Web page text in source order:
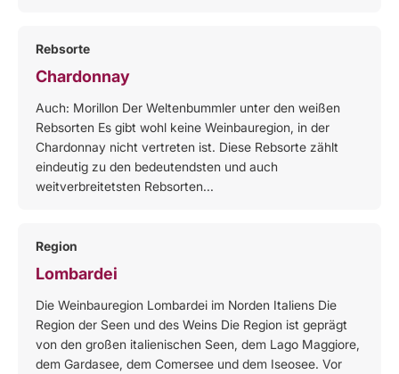
Rebsorte
Chardonnay
Auch: Morillon Der Weltenbummler unter den weißen
Rebsorten Es gibt wohl keine Weinbauregion, in der
Chardonnay nicht vertreten ist. Diese Rebsorte zählt
eindeutig zu den bedeutendsten und auch
weitverbreitetsten Rebsorten...
Region
Lombardei
Die Weinbauregion Lombardei im Norden Italiens Die
Region der Seen und des Weins Die Region ist geprägt
von den großen italienischen Seen, dem Lago Maggiore,
dem Gardasee, dem Comersee und dem Iseosee. Vor